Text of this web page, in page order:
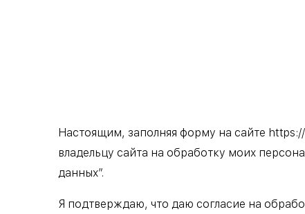
Настоящим, заполняя форму на сайте
владельцу сайта на обработку моих
данных”.
Я подтверждаю, что даю согласие на